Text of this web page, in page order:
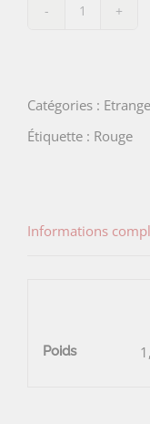
Catégories :
Étiquette : Rouge
Informations
Poids